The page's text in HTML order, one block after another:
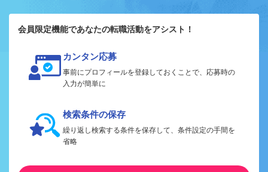
会員限定機能であなたの転職活動をアシスト！
カンタン応募
事前にプロフィールを登録しておくことで、応募時の
入力が簡単に
検索条件の保存
繰り返し検索する条件を保存して、条件設定の手間を
省略